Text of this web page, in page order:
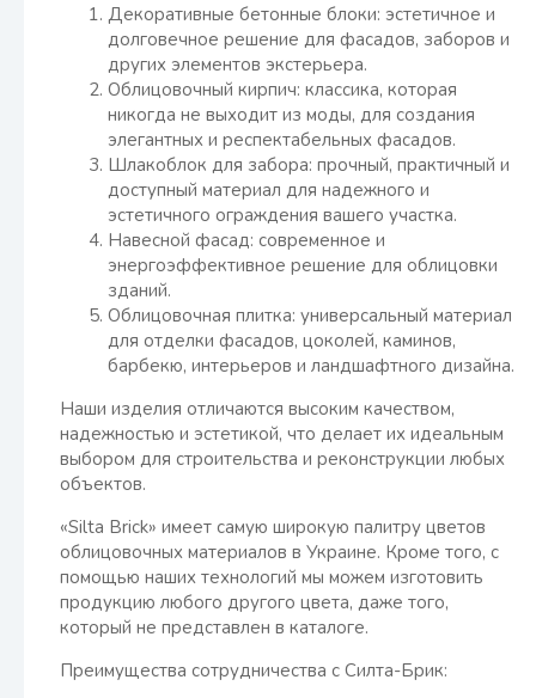
Декоративные бетонные блоки: эстетичное и
долговечное решение для фасадов, заборов и
других элементов экстерьера.
Облицовочный кирпич: классика, которая
никогда не выходит из моды, для создания
элегантных и респектабельных фасадов.
Шлакоблок для забора: прочный, практичный и
доступный материал для надежного и
эстетичного ограждения вашего участка.
Навесной фасад: современное и
энергоэффективное решение для облицовки
зданий.
Облицовочная плитка: универсальный материал
для отделки фасадов, цоколей, каминов,
барбекю, интерьеров и ландшафтного дизайна.
Наши изделия отличаются высоким качеством,
надежностью и эстетикой, что делает их идеальным
выбором для строительства и реконструкции любых
объектов.
«Silta Brick» имеет самую широкую палитру цветов
облицовочных материалов в Украине. Кроме того, с
помощью наших технологий мы можем изготовить
продукцию любого другого цвета, даже того,
который не представлен в каталоге.
Преимущества сотрудничества с Силта-Брик: